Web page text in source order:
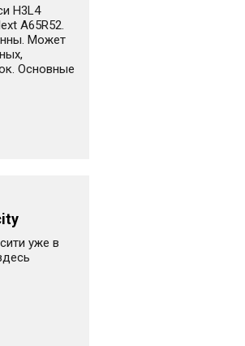
H3L4
A65R52.
Может
Основные
уже в